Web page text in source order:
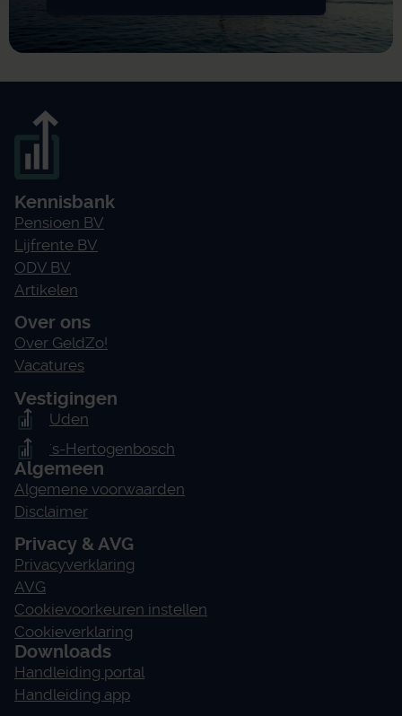
Kennisbank
Pensioen BV
Lijfrente BV
ODV BV
Artikelen
Over ons
Over GeldZo!
Vacatures
Vestigingen
Uden
's-Hertogenbosch
Algemeen
Algemene voorwaarden
Disclaimer
Privacy & AVG
Privacyverklaring
AVG
Cookievoorkeuren instellen
Cookieverklaring
Downloads
Handleiding portal
Handleiding app